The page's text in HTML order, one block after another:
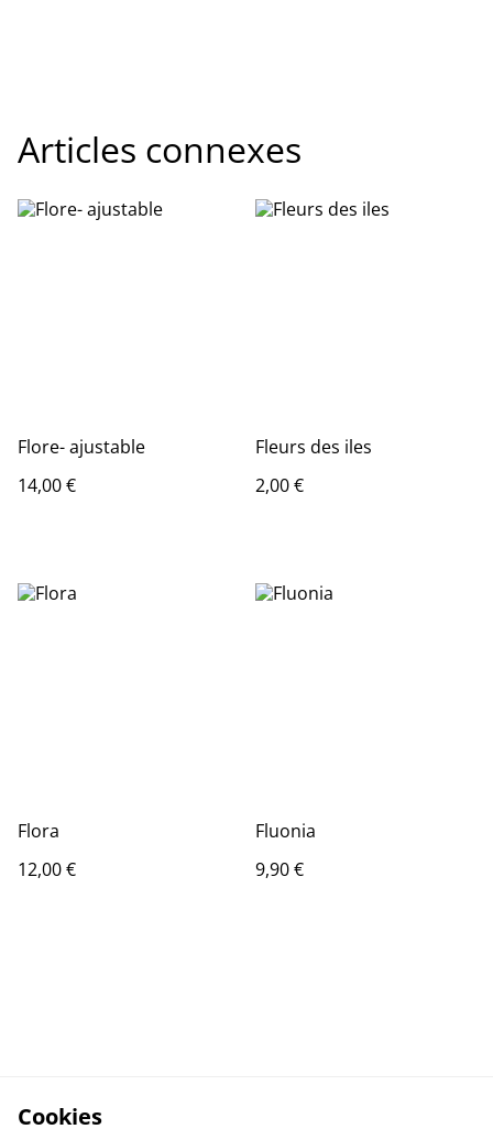
Articles connexes
Flore- ajustable
14,00 €
Fleurs des iles
2,00 €
Flora
12,00 €
Fluonia
9,90 €
Cookies